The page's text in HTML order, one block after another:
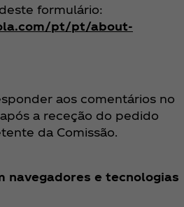
formulário:
pt/pt/about-
aos comentários no
a receção do pedido
da Comissão.
navegadores e tecnologias